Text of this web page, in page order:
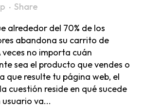
Share
alrededor del 70% de los
abandona su carrito de
veces no importa cuán
sea el producto que vendes o
que resulte tu página web, el
cuestión reside en qué sucede
va...